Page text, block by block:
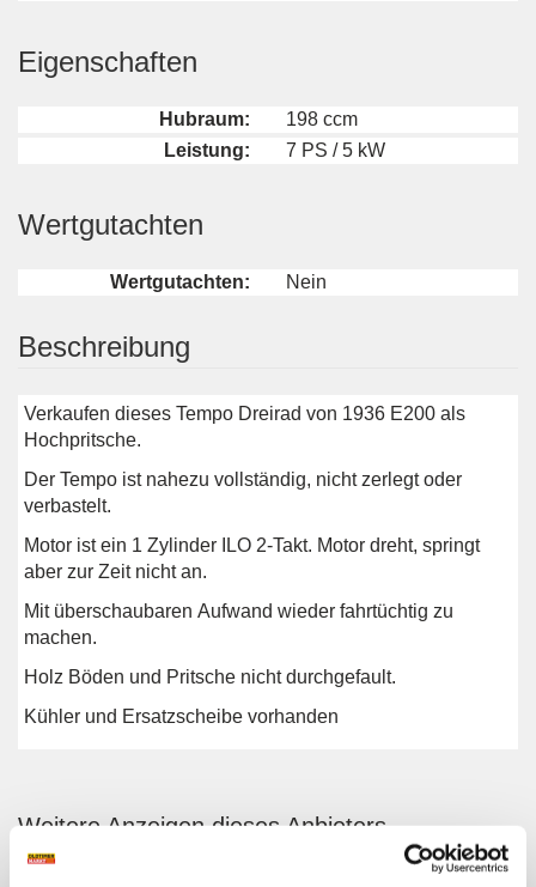
Eigenschaften
Hubraum:
198 ccm
Leistung:
7 PS / 5 kW
Wertgutachten
Wertgutachten: Nein
Beschreibung
Verkaufen dieses Tempo Dreirad von 1936 E200 als
Hochpritsche.
Der Tempo ist nahezu vollständig, nicht zerlegt oder
verbastelt.
Motor ist ein 1 Zylinder ILO 2-Takt. Motor dreht, springt
aber zur Zeit nicht an.
Mit überschaubaren Aufwand wieder fahrtüchtig zu
machen.
Holz Böden und Pritsche nicht durchgefault.
Kühler und Ersatzscheibe vorhanden
Weitere Anzeigen dieses Anbieters
ALLE ANZEIGEN